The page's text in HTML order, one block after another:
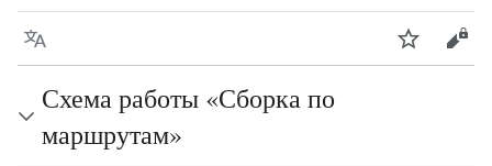
Язык Следить
Схема работы «Сборка по
маршрутам»